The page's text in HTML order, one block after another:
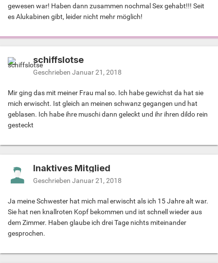
gewesen war! Haben dann zusammen nochmal Sex gehabt!!! Seit
es Alukabinen gibt, leider nicht mehr möglich!
schiffslotse
Geschrieben Januar 21, 2018
Mir ging das mit meiner Frau mal so. Ich habe gewichst da hat sie
mich erwischt. Ist gleich an meinen schwanz gegangen und hat
geblasen. Ich habe ihre muschi dann geleckt und ihr ihren dildo rein
gesteckt
Inaktives Mitglied
Geschrieben Januar 21, 2018
Ja meine Schwester hat mich mal erwischt als ich 15 Jahre alt war.
Sie hat nen knallroten Kopf bekommen und ist schnell wieder aus
dem Zimmer. Haben glaube ich drei Tage nichts miteinander
gesprochen.